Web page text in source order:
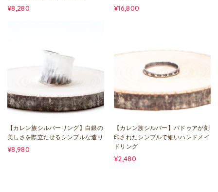
¥8,280 ¥16,800
【カレン族シルバーリング】白銀の
美しさを際立たせるシンプルな造り
¥8,980
【カレン族シルバー】パドゥアが刻
印されたシンプルで細いハンドメイ
ドリング
¥2,480